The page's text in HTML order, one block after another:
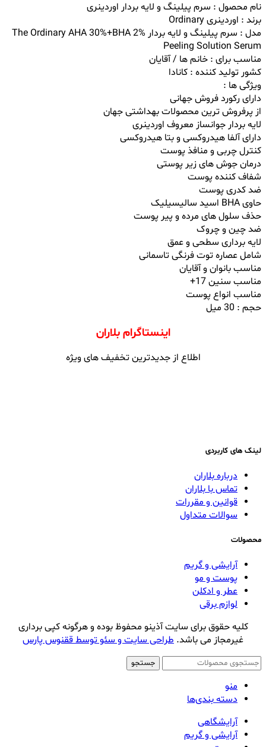
نام محصول : سرم پیلینگ و لایه بردار اوردینری
برند : اوردینریOrdinary
مدل : سرم پیلینگ و لایه بردار The Ordinary AHA 30%+BHA 2%
Peeling Solution Serum
مناسب برای : خانم ها / آقایان
کشور تولید کننده : کانادا
ویژگی ها :
دارای رکورد فروش جهانی
از پرفروش ترین محصولات بهداشتی جهان
لایه بردار جوانساز معروف اوردینری
دارای آلفا هیدروکسی و بتا هیدروکسی
کنترل چربی و منافذ پوست
درمان جوش های زیر پوستی
شفاف کننده پوست
ضد کدری پوست
حاوی BHA اسید سالیسیلیک
حذف سلول های مرده و پیر پوست
ضد چین و چروک
لایه برداری سطحی و عمق
شامل عصاره توت فرنگی تاسمانی
مناسب بانوان و آقایان
مناسب سنین 17+
مناسب انواع‌‌ پوست
حجم : 30 میل
اینستاگرام بلاران
اطلاع از جدیدترین تخفیف های ویژه
لینک های کاربردی
درباره بلاران
تماس با بلاران
قوانین و مقررات
سوالات متداول
محصولات
آرایشی و گریم
پوست و مو
عطر و ادکلن
لوازم برقی
کلیه حقوق برای سایت آذینو محفوظ بوده و هرگونه کپی برداری
غیرمجاز می باشد. طراحی سایت و سئو توسط ققنوس پارس
جستجو
منو
دسته بندی‌ها
آرایشگاهی
آرایشی و گریم